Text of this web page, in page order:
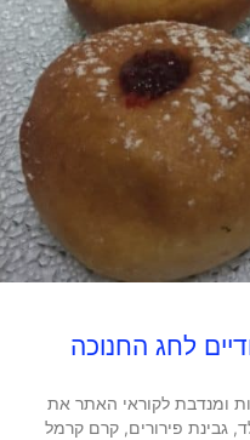
לחג החנוכה
ומנדבת לקוראי האתר את
גבינת פירורים, קרם קרמל